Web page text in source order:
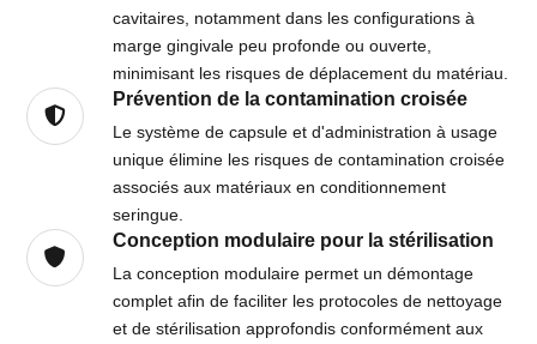
cavitaires, notamment dans les configurations à
marge gingivale peu profonde ou ouverte,
minimisant les risques de déplacement du matériau.
Prévention de la contamination croisée
Le système de capsule et d'administration à usage
unique élimine les risques de contamination croisée
associés aux matériaux en conditionnement
seringue.
Conception modulaire pour la stérilisation
La conception modulaire permet un démontage
complet afin de faciliter les protocoles de nettoyage
et de stérilisation approfondis conformément aux